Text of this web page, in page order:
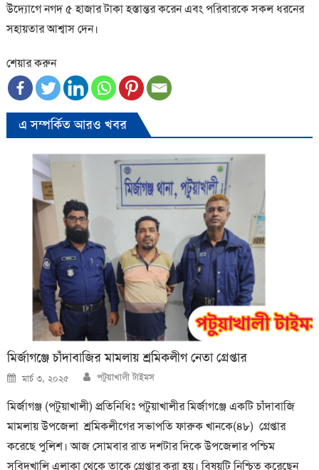
উদ্যোগে নগদ ৫ হাজার টাকা হস্তান্তর করেন এবং পরিবারকে সকল ধরনের
সহায়তার আশ্বাস দেন।
শেয়ার করুন
এ সম্পর্কিত আরও খবর
মির্জাগঞ্জে চাঁদাবাজির মামলায় শ্রমিকলীগ নেতা গ্রেপ্তার
Posted
on
মার্চ ৩, ২০২৫ Author
পটুয়াখালী টাইমস
মির্জাগঞ্জ (পটুয়াখালী) প্রতিনিধিঃ পটুয়াখালীর মির্জাগঞ্জে একটি চাঁদাবাজি
মামলায় উপজেলা শ্রমিকলীগের সভাপতি ফারুক খানকে(৪৮) গ্রেপ্তার
করেছে পুলিশ। আজ সোমবার রাত দশটার দিকে উপজেলার পশ্চিম
সুবিদখালি এলাকা থেকে তাকে গ্রেপ্তার করা হয়। বিষয়টি নিশ্চিত করেছেন